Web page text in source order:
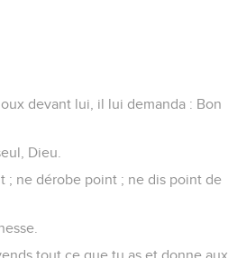
devant lui, il lui demanda : Bon
Dieu.
; ne dérobe point ; ne dis point de
tout ce que tu as et donne aux